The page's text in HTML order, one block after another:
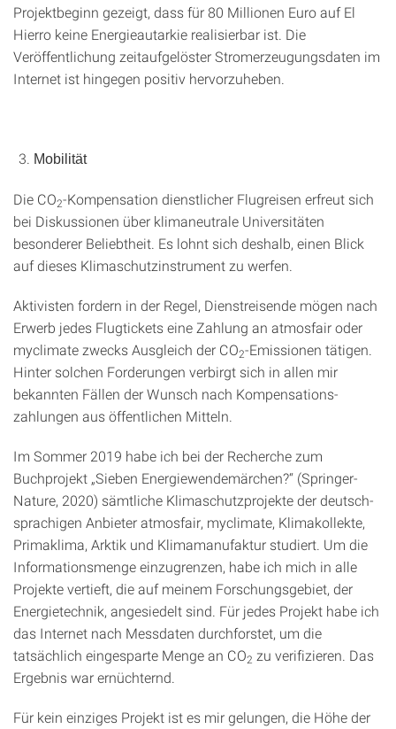
Projektbeginn gezeigt, dass für 80 Millionen Euro auf El
Hierro keine Energieautarkie realisierbar ist. Die
Veröffentlichung zeitaufgelöster Stromerzeugungsdaten im
Internet ist hingegen positiv hervorzuheben.
Mobilität
Die CO2-Kompensation dienstlicher Flugreisen erfreut sich
bei Diskussionen über klimaneutrale Universitäten
besonderer Beliebtheit. Es lohnt sich deshalb, einen Blick
auf dieses Klimaschutz­instrument zu werfen.
Aktivisten fordern in der Regel, Dienstreisende mögen nach
Erwerb jedes Flugtickets eine Zahlung an atmosfair oder
myclimate zwecks Ausgleich der CO2-Emissionen tätigen.
Hinter solchen Forderungen verbirgt sich in allen mir
bekannten Fällen der Wunsch nach Kompensations­­
zahlungen aus öffentlichen Mitteln.
Im Sommer 2019 habe ich bei der Recherche zum
Buchprojekt „Sieben Energiewendemärchen?“ (Springer-
Nature, 2020) sämtliche Klimaschutzprojekte der deutsch­
sprachigen Anbieter atmosfair, myclimate, Klimakollekte,
Primaklima, Arktik und Klimamanufaktur studiert. Um die
Informationsmenge einzugrenzen, habe ich mich in alle
Projekte vertieft, die auf meinem Forschungsgebiet, der
Energietechnik, angesiedelt sind. Für jedes Projekt habe ich
das Internet nach Messdaten durchforstet, um die
tatsächlich eingesparte Menge an CO2 zu verifizieren. Das
Ergebnis war ernüchternd.
Für kein einziges Projekt ist es mir gelungen, die Höhe der